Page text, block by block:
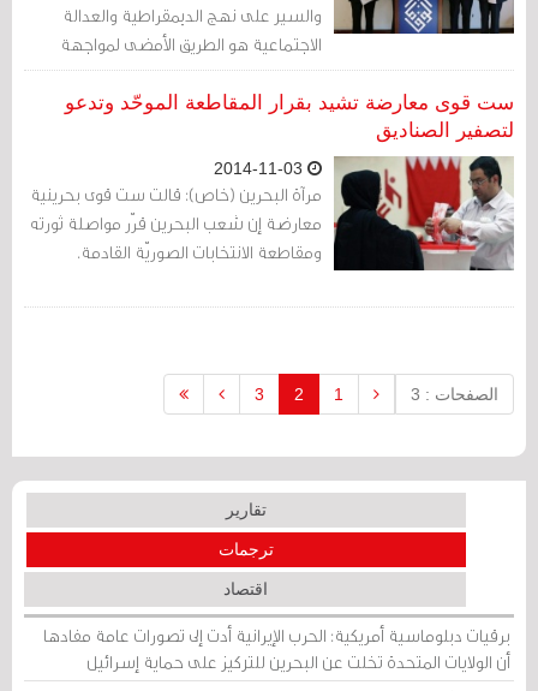
والسير على نهج الديمقراطية والعدالة
الاجتماعية هو الطريق الأمضى لمواجهة
التطرف والإرهاب الذي تتعرض له المنطقة
العربية.
ست قوى معارضة تشيد بقرار المقاطعة الموحّد وتدعو
لتصفير الصناديق
مرآة البحرين (خاص): قالت ست قوى بحرينية
معارضة إن شعب البحرين قرّر مواصلة ثورته
ومقاطعة الانتخابات الصوريّة القادمة.
الصفحات : 3 1
2
3
تقارير
ترجمات
اقتصاد
برقيات دبلوماسية أمريكية: الحرب الإيرانية أدت إلى تصورات عامة مفادها
أن الولايات المتحدة تخلت عن البحرين للتركيز على حماية إسرائيل